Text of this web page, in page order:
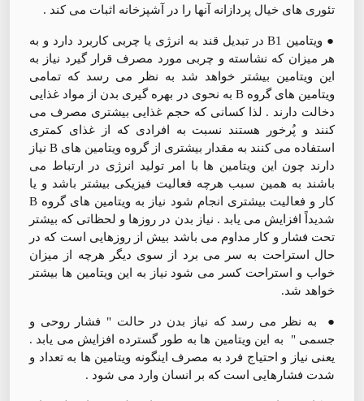
تئوری های خیال پردازانه آنها را در آشپزخانه اثبات می کند .
● ویتامین B1 در تبدیل قند به انرژی یا چربی کاربرد دارد و به
هر میزان که نشاسته و چربی مورد مصرف قرار گیرد نیاز به
این ویتامین بیشتر خواهد شد به نظر می رسد که تمامی
ویتامین های گروه B به نحوی در بهره گیری بدن از مواد غذایی
دخالت دارند . لذا کسانی که حجم غذایی بیشتری مصرف می
کنند و پُرخور هستند نسبت به افرادی که از غذای کمتری
استفاده می کنند به مقدار بیشتری از گروه ویتامین های B نیاز
دارند چون این ویتامین ها با امر تولید انرژی در ارتباط می
باشند به همین سبب هرچه فعالیت فیزیکی بیشتر باشد و یا
کار و فعالیت بیشتری انجام شود نیاز به ویتامین های گروه B
شدیداً افزایش می یابد . نیاز بدن در روزها و لحظاتی که بیشتر
تحت فشار و کار مداوم می باشد بیش از روزهایی است که در
حال استراحت به سر می برد از سوی دیگر هرچه از میزان
خواب و استراحت کسر می شود نیاز به این ویتامین ها بیشتر
خواهد شد.
● به نظر می رسد که نیاز بدن در حالت " فشار روحی و
جسمی " به این ویتامین ها به طور گسترده افزایش می یابد .
یعنی نیاز و احتیاج فرد به مصرف اینگونه ویتامین ها به تعداد و
شدت فشارهایی است که بر انسان وارد می شود .